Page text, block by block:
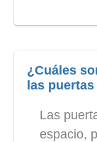
¿Cuáles
las
Las
espacio,